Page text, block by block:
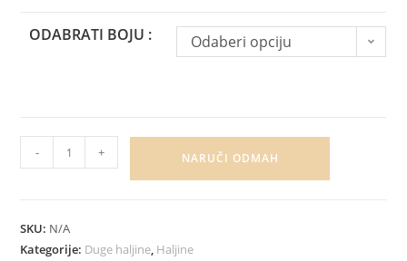
ODABRATI BOJU : Odaberi opciju
- + NARUČI ODMAH
SKU: N/A
Kategorije: Duge haljine, Haljine